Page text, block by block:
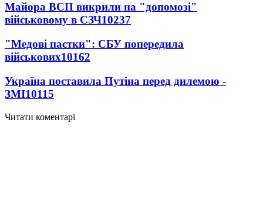
Майора ВСП викрили на "допомозі"
військовому в СЗЧ10237
"Медові пастки": СБУ попередила
військових10162
Україна поставила Путіна перед дилемою -
ЗМІ10115
Читати коментарі